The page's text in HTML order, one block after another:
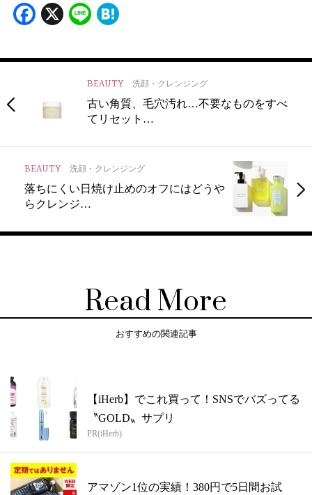
Facebook
X Line
BEAUTY 洗顔・クレンジング
古い角質、毛穴汚れ…不要なものをすべ
てリセット…
BEAUTY 洗顔・クレンジング
落ちにくい日焼け止めのオフにはどうや
らクレンジ…
Read More
おすすめの関連記事
【iHerb】でこれ買って！SNSでバズってる
〝GOLD〟サプリ
PR(iHerb)
アマゾン1位の実績！380円で5日間お試